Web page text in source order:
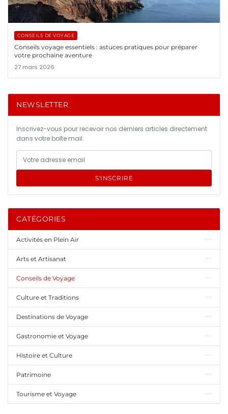
CONSEILS DE VOYAGE
Conseils voyage essentiels : astuces pratiques pour préparer
votre prochaine aventure
27 mars 2026
NEWSLETTER
Inscrivez-vous pour recevoir nos derniers articles directement
dans votre boîte mail.
S'INSCRIRE
CATÉGORIES
Activités en Plein Air
Arts et Artisanat
Conseils de Voyage
Culture et Traditions
Destinations de Voyage
Gastronomie et Voyage
Histoire et Culture
Patrimoine
Tourisme et Voyage